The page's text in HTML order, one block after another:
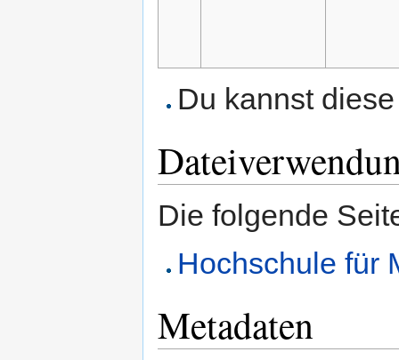
Du kannst
Die folgende
Hochschule für
Metadaten